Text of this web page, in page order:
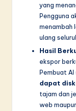
yang
Pengguna
menambah
ulang
Hasil
ekspor
Pembuat AI
dapat
tajam dan
web